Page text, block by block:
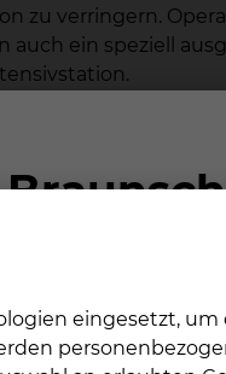
zu verringern.
auch ein speziell
die
eingesetzt,